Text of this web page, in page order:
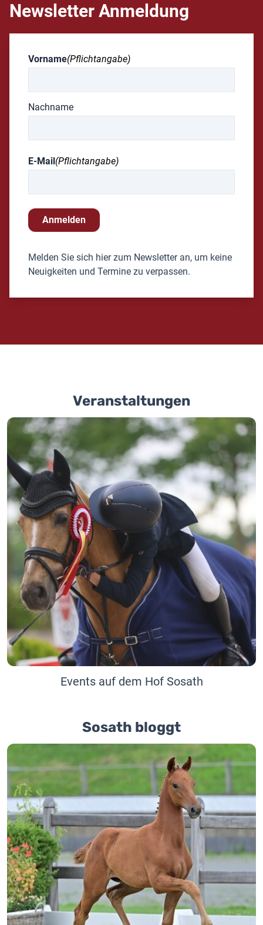
Newsletter Anmeldung
Vorname(Pflichtangabe)
Nachname
E-Mail (Pflichtangabe)
Anmelden
Melden Sie sich hier zum Newsletter an, um keine
Neuigkeiten und Termine zu verpassen.
Veranstaltungen
Events auf dem Hof Sosath
Sosath bloggt